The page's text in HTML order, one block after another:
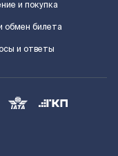
и покупка
обмен билета
и ответы